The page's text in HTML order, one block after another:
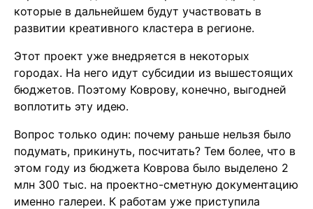
которые в дальнейшем будут участвовать в
развитии креативного кластера в регионе.
Этот проект уже внедряется в некоторых
городах. На него идут субсидии из вышестоящих
бюджетов. Поэтому Коврову, конечно, выгодней
воплотить эту идею.
Вопрос только один: почему раньше нельзя было
подумать, прикинуть, посчитать? Тем более, что в
этом году из бюджета Коврова было выделено 2
млн 300 тыс. на проектно-сметную документацию
именно галереи. К работам уже приступила